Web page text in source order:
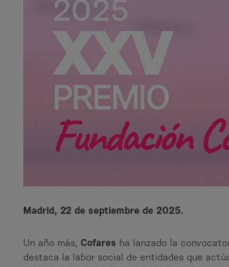
Madrid, 22 de septiembre de 2025.
Un año más, Cofares ha lanzado la
destaca la labor social de entidades que